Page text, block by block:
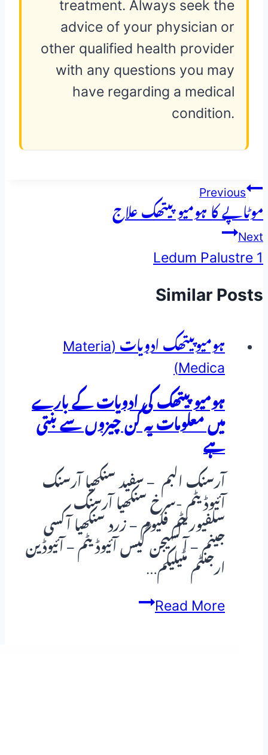
treatment. Always seek the
advice of your physician or
other qualified health provider
with any questions you may
have regarding a medical
condition.
پوسٹوں
کی
نیویگیشن
Previous
موٹاپے کا ہومیو پیتھک علاج
Next
Ledum Palustre 1
Similar Posts
ہومیوپیتھک ادویات (Materia
Medica)
ہومیو پیتھک کی ادویات کے بارے
میں معلومات یہ کن چیزوں سے بنتی
ہے
آرسنک البم – سفید سنکھیا آرسنک
آئیوڈیٹم -سرخ سنکھیا آرسنک
سلفیوریٹم فلیوم – زرد سنکھیا آکسی
جینم – آکسیجن گیس آئیوڈیٹم – آئیوڈین
ارجنٹم مٹیلیکم…
Read Moreہومیو